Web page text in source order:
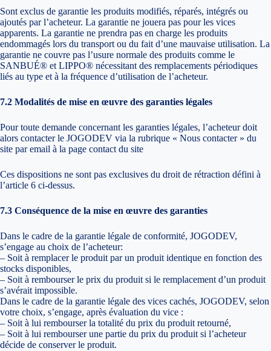
Sont exclus de garantie les produits modifiés, réparés, intégrés ou
ajoutés par l’acheteur. La garantie ne jouera pas pour les vices
apparents. La garantie ne prendra pas en charge les produits
endommagés lors du transport ou du fait d’une mauvaise utilisation. La
garantie ne couvre pas l’usure normale des produits comme le
SANBUÉ® et LIPPO® nécessitant des remplacements périodiques
liés au type et à la fréquence d’utilisation de l’acheteur.
7.2 Modalités de mise en œuvre des garanties légales
Pour toute demande concernant les garanties légales, l’acheteur doit
alors contacter le JOGODEV via la rubrique « Nous contacter » du
site par email à la page contact du site
Ces dispositions ne sont pas exclusives du droit de rétraction défini à
l’article 6 ci-dessus.
7.3 Conséquence de la mise en œuvre des garanties
Dans le cadre de la garantie légale de conformité, JOGODEV,
s’engage au choix de l’acheteur:
– Soit à remplacer le produit par un produit identique en fonction des
stocks disponibles,
– Soit à rembourser le prix du produit si le remplacement d’un produit
s’avérait impossible.
Dans le cadre de la garantie légale des vices cachés, JOGODEV, selon
votre choix, s’engage, après évaluation du vice :
– Soit à lui rembourser la totalité du prix du produit retourné,
– Soit à lui rembourser une partie du prix du produit si l’acheteur
décide de conserver le produit.